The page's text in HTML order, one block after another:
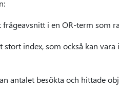
frågeavsnitt i en OR-term som
stort index, som också kan
antalet besökta och hittade